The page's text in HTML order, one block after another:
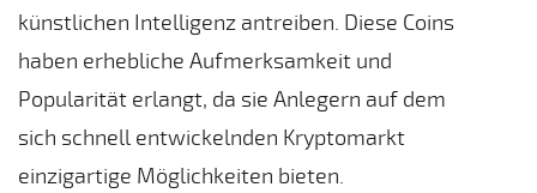
künstlichen Intelligenz antreiben. Diese Coins
haben erhebliche Aufmerksamkeit und
Popularität erlangt, da sie Anlegern auf dem
sich schnell entwickelnden Kryptomarkt
einzigartige Möglichkeiten bieten.